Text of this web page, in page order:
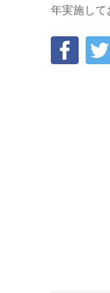
年実施して